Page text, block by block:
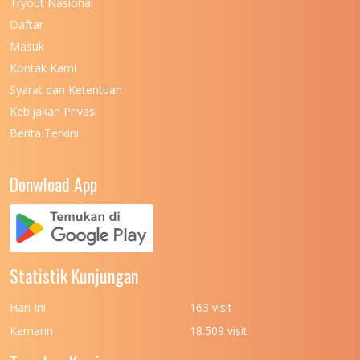
UNIVERSITAS NEGERI MANADO
UNIVERSITAS NEGERI MEDAN
UNIVERSITAS NEGERI PADANG
UNIVERSITAS NUSA CENDANA
UNIVERSITAS PADJADJARAN
UNIVERSITAS PATTIMURA
(UPN) VETERAN JAKARTA
Daftar
Masuk
Kontak Kami
Syarat dan Ketentuan
Kebijakan Privasi
Berita Terkini
Donwload App
Statistik Kunjungan
Hari Ini
163 visit
Kemarin
18.509 visit